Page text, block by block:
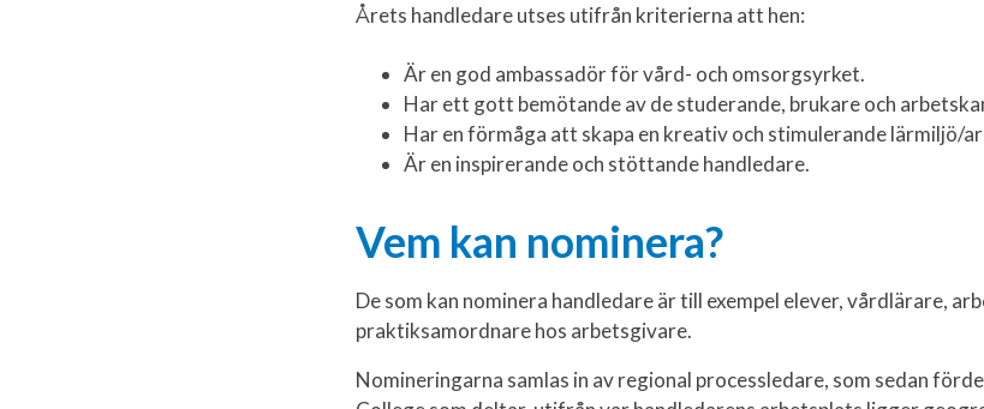
Årets handledare utses utifrån kriterierna att hen:
Är en god ambassadör för vård- och omsorgsyrket.
Har ett gott bemötande av de studerande, brukare och
Har en förmåga att skapa en kreativ och stimulerande lärmiljö/
Är en inspirerande och stöttande handledare.
Vem kan nominera?
De som kan nominera handledare är till exempel elever, vårdlärare,
praktiksamordnare hos arbetsgivare.
Nomineringarna samlas in av regional processledare, som sedan